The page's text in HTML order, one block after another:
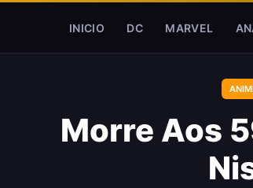
INICIO DC MARVEL
Morre Aos